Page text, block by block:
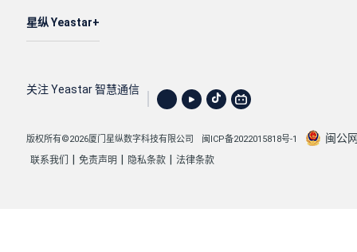
星纵 Yeastar
关注 Yeastar 智慧通信
版权所有©2026厦门星纵数字科技有限公司 闽ICP备2022015818号-1 闽公
联系我们 免责声明 隐私条款 法律条款